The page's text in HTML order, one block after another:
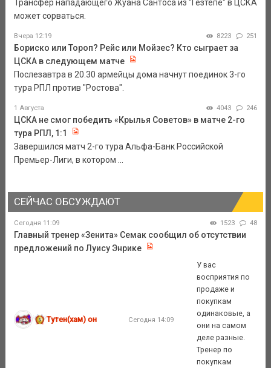
Трансфер нападающего Жуана Сантоса из "Гезтепе" в ЦСКА
может сорваться.
Вчера 12:19 8223 251
Бориско или Тороп? Рейс или Мойзес? Кто сыграет за
ЦСКА в следующем матче
Послезавтра в 20.30 армейцы дома начнут поединок 3-го
тура РПЛ против "Ростова".
1 Августа 4043 246
ЦСКА не смог победить «Крылья Советов» в матче 2-го
тура РПЛ, 1:1
Завершился матч 2-го тура Альфа-Банк Российской
Премьер-Лиги, в котором ...
СЕЙЧАС ОБСУЖДАЮТ
Сегодня 11:09 1523 48
Главный тренер «Зенита» Семак сообщил об отсутствии
предложений по Луису Энрике
Тутен(хам) он Сегодня 14:09
У вас
восприятия по
продаже и
покупкам
одинаковые, а
они на самом
деле разные.
Тренер по
покупкам